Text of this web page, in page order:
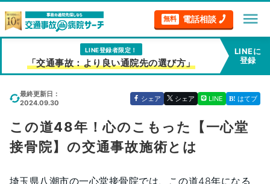
無料 電話相談 menu
LINE登録者限定！
「交通事故：より良い通院先の選び方」
LINEに
登録
最終更新日：
2024.09.30
シェア シェア LINE はてブ
この道48年！心のこもった【一心堂
接骨院】の交通事故施術とは
埼玉県八潮市の一心堂接骨院では、この道48年になる